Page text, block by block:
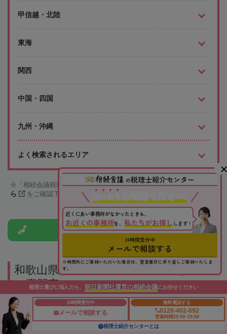
甲信越・北陸
東海
関西
中国・四国
九州・沖縄
よく検索されるエリア
「相続会議税理士検索サービス」への掲載を希望される場合はこち
ら
をご確認下さい
市区町村から税理士を探す
和歌山県 和歌山市で相続に強いその他
の専門家
相続トラブルが発
税理士選びに悩んだら、 朝日新聞社運営の相続会議にお任せください
24時間受付中
メールで相談する
無料電話する
0120-402-092
営業時間10:00~19:00
税理士紹介センターとは
の税理士紹介センター
ったら
近くに良い事務所がなかったときも、
お近くの事務所を、 私たちがお探し します !
24時間受付中
メールで相談する
※時間外にご連絡いただいた場合は、翌営業日に折り返しご連絡いたしま
す。